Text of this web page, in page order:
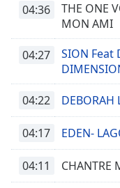
04:36
THE ONE
MON AMI
04:27
SION Feat
04:22 DEBORAH
04:17 EDEN-
04:11 CHANTRE